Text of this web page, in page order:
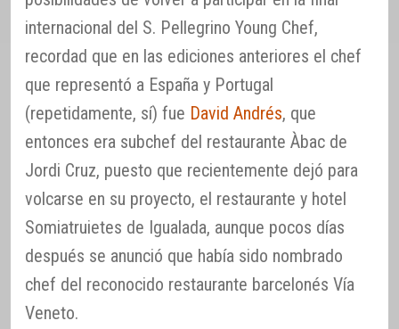
internacional del S. Pellegrino Young Chef,
recordad que en las ediciones anteriores el chef
que representó a España y Portugal
(repetidamente, sí) fue David Andrés, que
entonces era subchef del restaurante Àbac de
Jordi Cruz, puesto que recientemente dejó para
volcarse en su proyecto, el restaurante y hotel
Somiatruietes de Igualada, aunque pocos días
después se anunció que había sido nombrado
chef del reconocido restaurante barcelonés Vía
Veneto.